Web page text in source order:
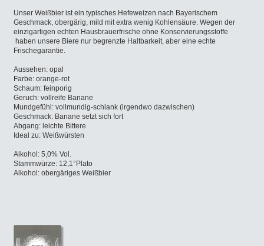
Unser Weißbier ist ein typisches Hefeweizen nach Bayerischem
Geschmack, obergärig, mild mit extra wenig Kohlensäure. Wegen der
einzigartigen echten Hausbrauerfrische ohne Konservierungsstoffe
haben unsere Biere nur begrenzte Haltbarkeit, aber eine echte
Frischegarantie.
Aussehen: opal
Farbe: orange-rot
Schaum: feinporig
Geruch: vollreife Banane
Mundgefühl: vollmundig-schlank (irgendwo dazwischen)
Geschmack: Banane setzt sich fort
Abgang: leichte Bittere
Ideal zu: Weißwürsten
Alkohol: 5,0% Vol.
Stammwürze: 12,1°Plato
Alkohol: obergäriges Weißbier